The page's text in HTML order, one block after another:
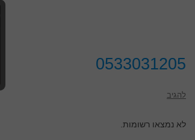
0533031205
להגיב
לא נמצאו רשומות.